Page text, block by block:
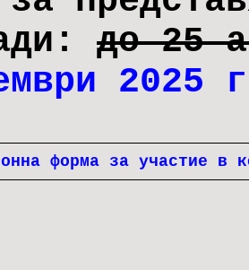
до 25
2025
форма за участие в